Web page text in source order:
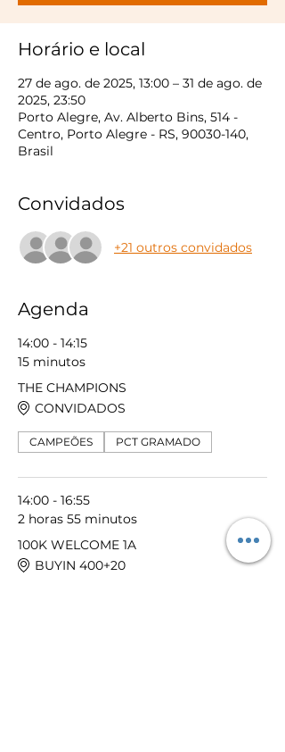
Horário e local
27 de ago. de 2025, 13:00 – 31 de ago. de
2025, 23:50
Porto Alegre, Av. Alberto Bins, 514 -
Centro, Porto Alegre - RS, 90030-140,
Brasil
Convidados
+21 outros convidados
Agenda
14:00 - 14:15
15 minutos
THE CHAMPIONS
CONVIDADOS
CAMPEÕES PCT GRAMADO
14:00 - 16:55
2 horas 55 minutos
100K WELCOME 1A
BUYIN 400+20